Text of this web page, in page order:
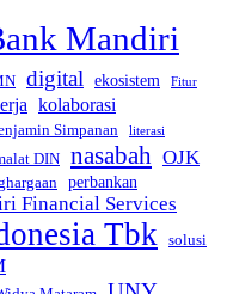
Mandiri
digital ekosistem Fitur
kolaborasi
Simpanan
literasi
DIN nasabah OJK
perbankan
Financial Services
Tbk solusi